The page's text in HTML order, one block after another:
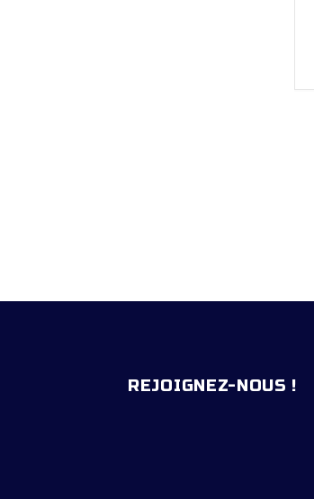
REJOIGNEZ-NOUS !